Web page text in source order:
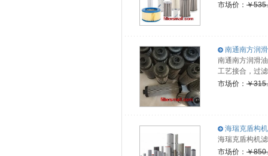
市场价： ￥
南通南方润
南通南方润滑
工艺接合，过
市场价： ￥
海瑞克盾构
海瑞克盾构机
市场价： ￥